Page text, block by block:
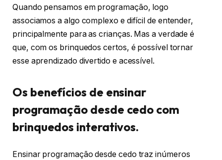
Quando pensamos em programação, logo
associamos a algo complexo e difícil de entender,
principalmente para as crianças. Mas a verdade é
que, com os brinquedos certos, é possível tornar
esse aprendizado divertido e acessível.
Os benefícios de ensinar
programação desde cedo com
brinquedos interativos.
Ensinar programação desde cedo traz inúmeros